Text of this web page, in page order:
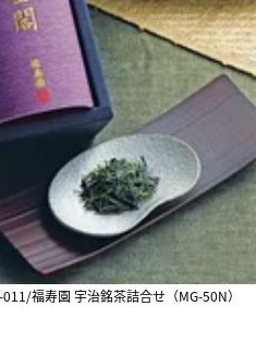
福寿園 宇治銘茶詰合せ（MG-50N）